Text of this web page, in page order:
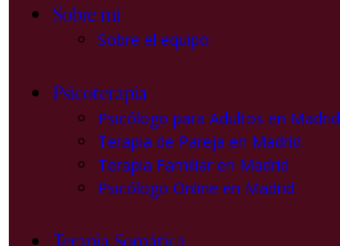
Sobre mi
Sobre el equipo
Psicoterapia
Psicólogo para Adultos en Madrid
Terapia de Pareja en Madrid
Terapia Familiar en Madrid
Psicólogo Online en Madrid